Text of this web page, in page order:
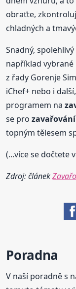
obraťte,
chladných a
Snadný,
například
z řady Gorenje
iChef+ nebo i
programem na
se prozavařování
topným tělesem
(...více se dočtete
Zdroj: článek
Poradna
V naší poradně s